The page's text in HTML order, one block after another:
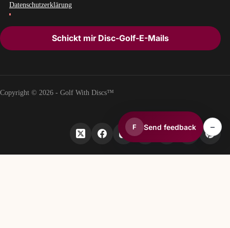
Datenschutzerklärung
Schickt mir Disc-Golf-E-Mails
Copyright © 2026 - Golf With Discs™
F Send feedback –